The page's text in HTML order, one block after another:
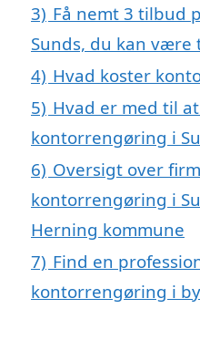
3) Få nemt 3 tilbud
Sunds, du kan være
4) Hvad koster
5) Hvad er med til
kontorrengøring i
6) Oversigt over
kontorrengøring i
Herning kommune
7) Find en
kontorrengøring i